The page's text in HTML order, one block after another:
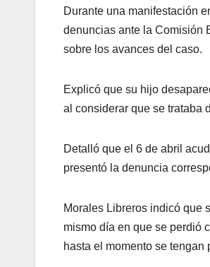
Durante una manifestación
denuncias ante la Comisión
sobre los avances del caso.
Explicó que su hijo
al considerar que se trataba
Detalló que el 6 de abril
presentó la denuncia
Morales Libreros indicó que
mismo día en que se perdió
hasta el momento se tengan